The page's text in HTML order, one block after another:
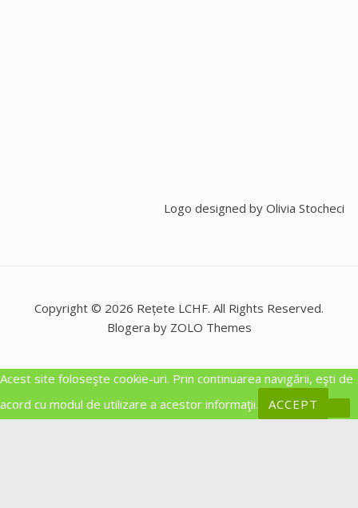
Logo designed by Olivia Stocheci
Copyright © 2026 Rețete LCHF. All Rights Reserved.
Blogera by ZOLO Themes
Acest site foloseşte cookie-uri. Prin continuarea navigării, eşti de
acord cu modul de utilizare a acestor informaţii.
ACCEPT